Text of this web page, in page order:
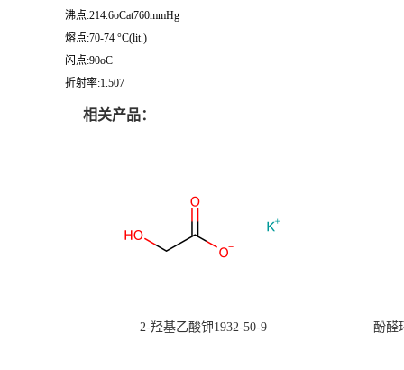
沸点:214.6oCat760mmHg
熔点:70-74 °C(lit.)
闪点:90oC
折射率:1.507
相关产品：
2-羟基乙酸钾1932-50-9 酚醛